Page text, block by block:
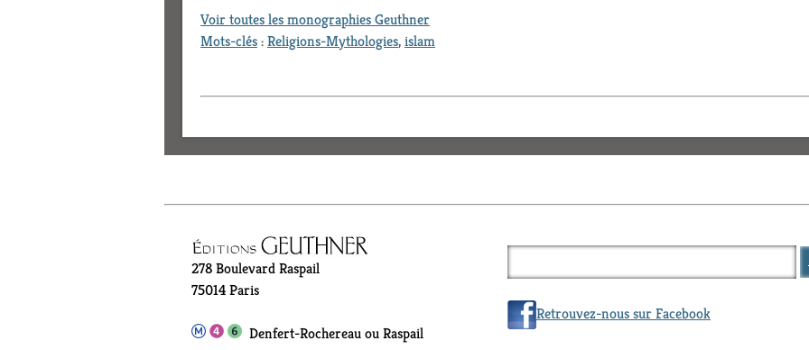
Voir toutes les monographies Geuthner
Mots-clés:Religions-Mythologies,islam
278 Boulevard Raspail
75014 Paris
Denfert-Rochereau ou Raspail
Retrouvez-nous sur Facebook